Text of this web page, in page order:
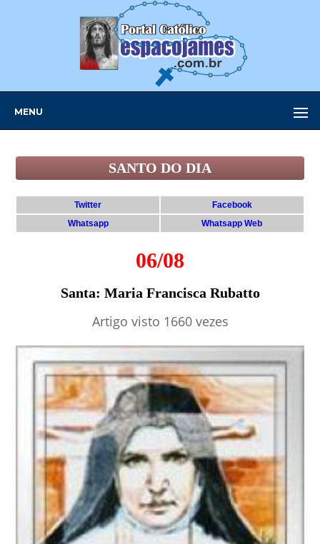
MENU
SANTO DO DIA
Twitter
Facebook
Whatsapp
Whatsapp Web
06/08
Santa: Maria Francisca Rubatto
Artigo visto 1660 vezes